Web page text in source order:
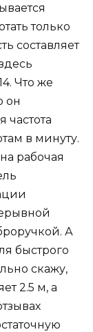
только
составляет
Что же
он
частота
в минуту.
рабочая
А
быстрого
скажу,
2.5 м, а